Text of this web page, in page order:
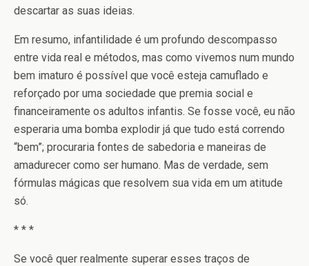
descartar as suas ideias.
Em resumo, infantilidade é um profundo descompasso
entre vida real e métodos, mas como vivemos num mundo
bem imaturo é possível que você esteja camuflado e
reforçado por uma sociedade que premia social e
financeiramente os adultos infantis. Se fosse você, eu não
esperaria uma bomba explodir já que tudo está correndo
“bem”; procuraria fontes de sabedoria e maneiras de
amadurecer como ser humano. Mas de verdade, sem
fórmulas mágicas que resolvem sua vida em um atitude
só.
* * *
Se você quer realmente superar esses traços de